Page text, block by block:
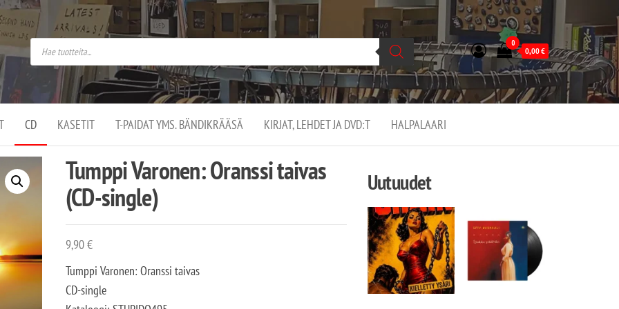
–
on
0
0,00€
CD KASETIT T-PAIDAT YMS. BÄNDIKRÄÄSÄ KIRJAT, LEHDET JA DVD:T HALPALAARI
Tumppi Varonen: Oranssi taivas
(CD-single)
9,90€
Tumppi Varonen: Oranssi taivas
CD-single
Uutuudet